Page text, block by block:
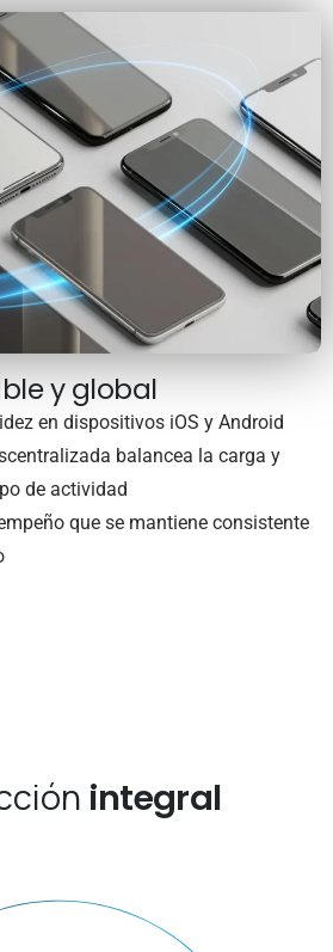
y global
en dispositivos iOS y Android
balancea la carga y
de actividad
que se mantiene consistente
integral